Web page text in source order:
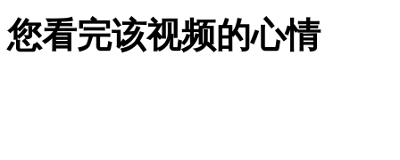
您看完该视频的心情